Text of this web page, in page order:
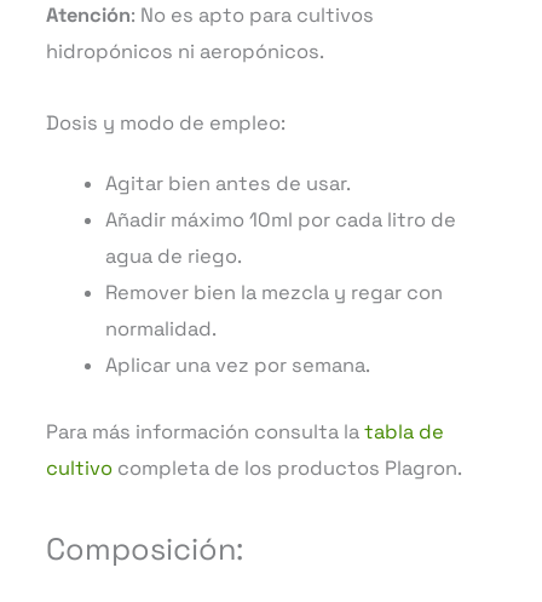
Atención: No es apto para cultivos
hidropónicos ni aeropónicos.
Dosis y modo de empleo:
Agitar bien antes de usar.
Añadir máximo 10ml por cada litro de
agua de riego.
Remover bien la mezcla y regar con
normalidad.
Aplicar una vez por semana.
Para más información consulta latabla de
cultivo completa de los productos Plagron.
Composición: